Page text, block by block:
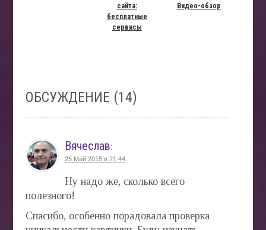
сайта:
бесплатные
сервисы
Видео-обзор
ОБСУЖДЕНИЕ (14)
Вячеслав:
25 Май 2015 в 21:44
Ну надо же, сколько всего
полезного!
Спасибо, особенно порадовала проверка